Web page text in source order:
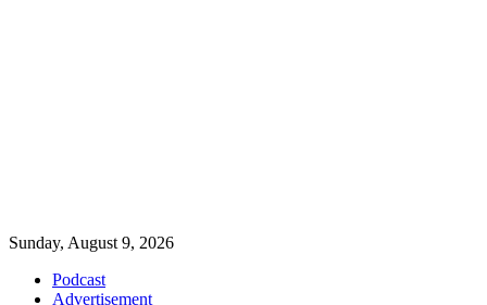
Sunday, August 9, 2026
Podcast
Advertisement